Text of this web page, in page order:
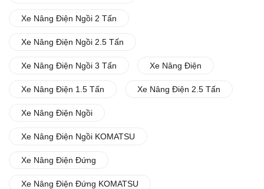
Xe Nâng Điện Ngồi 2 Tấn
Xe Nâng Điện Ngồi 2.5 Tấn
Xe Nâng Điện Ngồi 3 Tấn Xe Nâng Điện
Xe Nâng Điện 1.5 Tấn Xe Nâng Điện 2.5 Tấn
Xe Nâng Điện Ngồi
Xe Nâng Điện Ngồi KOMATSU
Xe Nâng Điện Đứng
Xe Nâng Điện Đứng KOMATSU